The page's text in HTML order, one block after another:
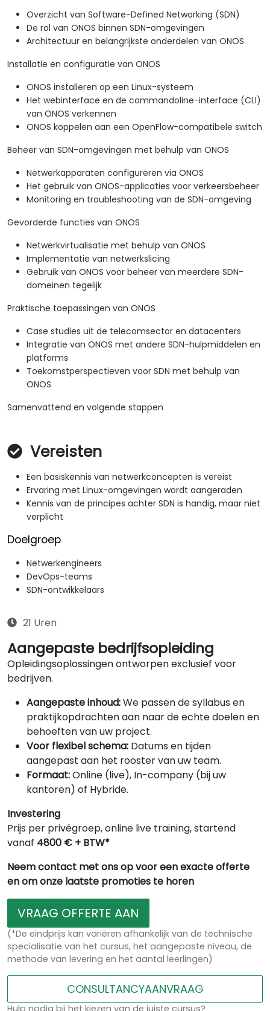
Overzicht van Software-Defined Networking (SDN)
De rol van ONOS binnen SDN-omgevingen
Architectuur en belangrijkste onderdelen van ONOS
Installatie en configuratie van ONOS
ONOS installeren op een Linux-systeem
Het webinterface en de commandoline-interface (CLI)
van ONOS verkennen
ONOS koppelen aan een OpenFlow-compatibele switch
Beheer van SDN-omgevingen met behulp van ONOS
Netwerkapparaten configureren via ONOS
Het gebruik van ONOS-applicaties voor verkeersbeheer
Monitoring en troubleshooting van de SDN-omgeving
Gevorderde functies van ONOS
Netwerkvirtualisatie met behulp van ONOS
Implementatie van netwerkslicing
Gebruik van ONOS voor beheer van meerdere SDN-
domeinen tegelijk
Praktische toepassingen van ONOS
Case studies uit de telecomsector en datacenters
Integratie van ONOS met andere SDN-hulpmiddelen en
platforms
Toekomstperspectieven voor SDN met behulp van
ONOS
Samenvattend en volgende stappen
Vereisten
Een basiskennis van netwerkconcepten is vereist
Ervaring met Linux-omgevingen wordt aangeraden
Kennis van de principes achter SDN is handig, maar niet
verplicht
Doelgroep
Netwerkengineers
DevOps-teams
SDN-ontwikkelaars
21 Uren
Aangepaste bedrijfsopleiding
Opleidingsoplossingen ontworpen exclusief voor
bedrijven.
Aangepaste inhoud:We passen de syllabus en
praktijkopdrachten aan naar de echte doelen en
behoeften van uw project.
Voor flexibel schema: Datums en tijden
aangepast aan het rooster van uw team.
Formaat:Online (live), In-company (bij uw
kantoren) of Hybride.
Investering
Prijs per privégroep, online live training, startend
vanaf 4800 € + BTW*
Neem contact met ons op voor een exacte offerte
en om onze laatste promoties te horen
VRAAG OFFERTE AAN
(*De eindprijs kan variëren afhankelijk van de technische
specialisatie van het cursus, het aangepaste niveau, de
methode van levering en het aantal leerlingen)
CONSULTANCYAANVRAAG